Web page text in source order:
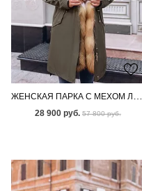
ЖЕНСКАЯ ПАРКА С МЕХОМ ЛИСЫ
28 900 руб. 57 800 руб.